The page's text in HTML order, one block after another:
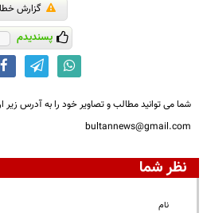
گزارش خطا
پسندیدم
شما می توانید مطالب و تصاویر خود را به آدرس زیر
bultannews@gmail.com
نظر شما
نام